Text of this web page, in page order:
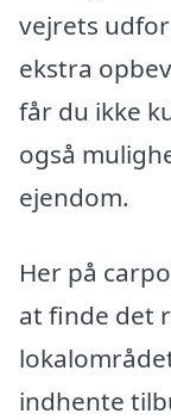
vejrets
ekstra
får du ikke
også
ejendom.
Her på
at finde det
indhente